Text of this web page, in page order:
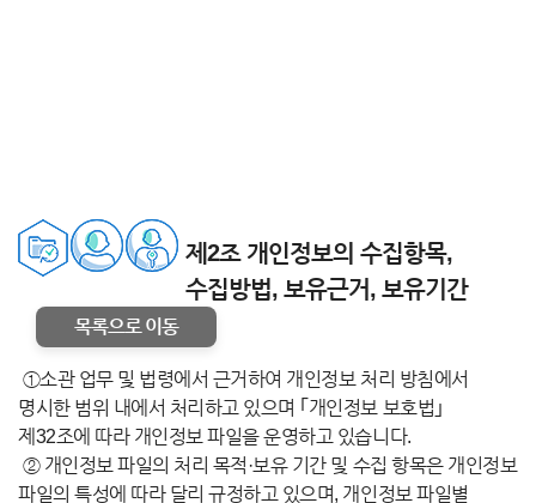
제2조 개인정보의 수집항목,
수집방법, 보유근거, 보유기간
목록으로 이동
①소관 업무 및 법령에서 근거하여 개인정보 처리 방침에서
명시한 범위 내에서 처리하고 있으며 ｢개인정보 보호법｣
제32조에 따라 개인정보 파일을 운영하고 있습니다.
② 개인정보 파일의 처리 목적·보유 기간 및 수집 항목은 개인정보
파일의 특성에 따라 달리 규정하고 있으며, 개인정보 파일별